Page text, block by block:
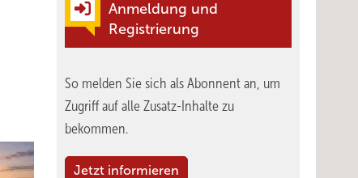
Anmeldung und
Registrierung
So melden Sie sich als Abonnent an, um
Zugriff auf alle Zusatz-Inhalte zu
bekommen.
Jetzt informieren